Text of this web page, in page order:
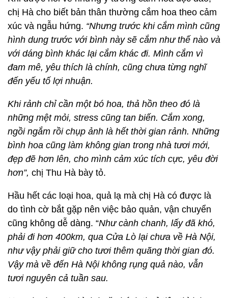
Khi được hỏi về những ý tưởng cắm hoa độc đáo,
chị Hà cho biết bản thân thường cắm hoa theo cảm
xúc và ngẫu hứng.“Nhưng trước khi cắm mình cũng
với dáng bình khác lại cắm khác đi. Mình cắm vì
đam mê, yêu thích là chính, cũng chưa từng nghĩ
đến yếu tố lợi nhuận.
Khi rảnh chỉ cần một bó hoa, thả hồn theo đó là
những mệt mỏi, stress cũng tan biến. Cắm xong,
bình hoa cũng làm không gian trong nhà tươi mới,
đẹp đẽ hơn lên, cho mình cảm xúc tích cực, yêu đời
hơn”, chị Thu Hà bày tỏ.
Hầu hết các loại hoa, quả lạ mà chị Hà có được là
do tình cờ bắt gặp nên việc bảo quản, vận chuyển
cũng không dễ dàng. “Như cành chanh, lấy đã khó,